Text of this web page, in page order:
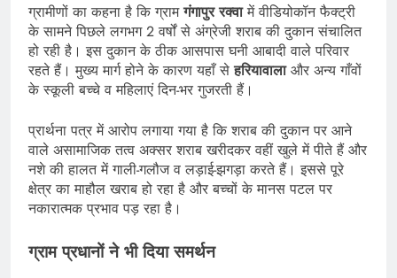
ग्रामीणों का कहना है कि ग्रामगंगापुर रक्वामें वीडियोकॉन फैक्ट्री
के सामने पिछले लगभग 2 वर्षों से अंग्रेजी शराब की दुकान संचालित
हो रही है। इस दुकान के ठीक आसपास घनी आबादी वाले परिवार
रहते हैं। मुख्य मार्ग होने के कारण यहाँ सेहरियावालाऔर अन्य गाँवों
के स्कूली बच्चे व महिलाएं दिन-भर गुजरती हैं।
प्रार्थना पत्र में आरोप लगाया गया है कि शराब की दुकान पर आने
वाले असामाजिक तत्व अक्सर शराब खरीदकर वहीं खुले में पीते हैं और
नशे की हालत में गाली-गलौज व लड़ाई-झगड़ा करते हैं। इससे पूरे
क्षेत्र का माहौल खराब हो रहा है और बच्चों के मानस पटल पर
नकारात्मक प्रभाव पड़ रहा है।
ग्राम प्रधानों ने भी दिया समर्थन